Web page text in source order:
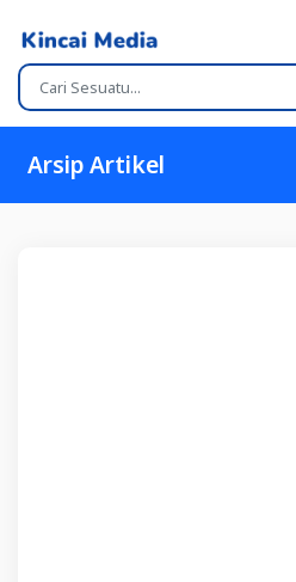
Arsip Artikel